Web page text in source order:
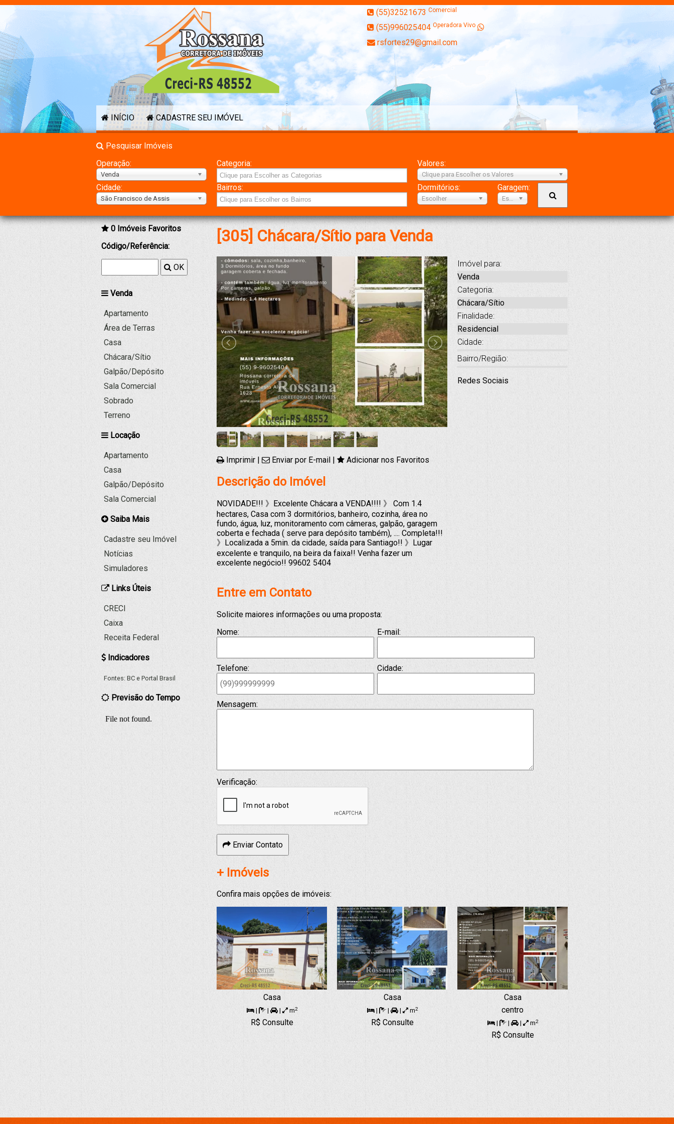
(55)32521673 Comercial
(55)996025404 Operadora Vivo
rsfortes29@gmail.com
INÍCIO CADASTRE SEU IMÓVEL
Pesquisar Imóveis
Operação:
Venda
Categoria: Valores:
Clique para Escolher os Valores
Cidade:
São Francisco de Assis
Bairros: Dormitórios:
Escolher
Garagem:
Escolher
0 Imóveis Favoritos
Código/Referência:
OK
Venda
Apartamento
Área de Terras
Casa
Chácara/Sítio
Galpão/Depósito
Sala Comercial
Sobrado
Terreno
Locação
Apartamento
Casa
Galpão/Depósito
Sala Comercial
Saiba Mais
Cadastre seu Imóvel
Notícias
Simuladores
Links Úteis
CRECI
Caixa
Receita Federal
Indicadores
Fontes: BC e Portal Brasil
Previsão do Tempo
[305] Chácara/Sítio para Venda
Imprimir | Enviar por E-mail | Adicionar nos Favoritos
Descrição do Imóvel
NOVIDADE!!! 》Excelente Chácara a VENDA!!!! 》 Com 1.4
hectares, Casa com 3 dormitórios, banheiro, cozinha, área no
fundo, água, luz, monitoramento com câmeras, galpão, garagem
coberta e fechada ( serve para depósito também), .... Completa!!!
》Localizada a 5min. da cidade, saída para Santiago!! 》Lugar
excelente e tranquilo, na beira da faixa!! Venha fazer um
excelente negócio!! 99602 5404
Imóvel para:
Venda
Categoria:
Chácara/Sítio
Finalidade:
Residencial
Cidade:
Bairro/Região:
Redes Sociais
Entre em Contato
Solicite maiores informações ou uma proposta:
Nome:
Telefone:
E-mail:
Cidade:
Mensagem:
Verificação:
Enviar Contato
+ Imóveis
Confira mais opções de imóveis:
Casa
| | | m2
R$ Consulte
Casa
| | | m2
R$ Consulte
Casa
centro
| | | m2
R$ Consulte